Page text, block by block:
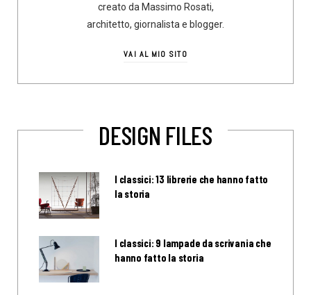
creato da Massimo Rosati,
architetto, giornalista e blogger.
VAI AL MIO SITO
DESIGN FILES
I classici: 13 librerie che hanno fatto
la storia
I classici: 9 lampade da scrivania che
hanno fatto la storia